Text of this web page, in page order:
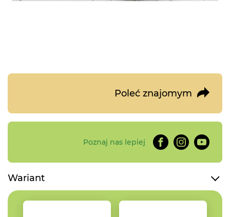
Przejdź
galerii
Poleć znajomym
Poznaj nas lepiej
Wariant